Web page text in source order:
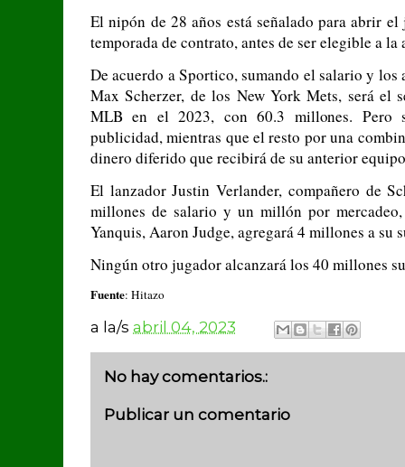
El nipón de 28 años está señalado para abrir
temporada de contrato, antes de ser elegible a
De acuerdo a Sportico, sumando el salario y
Max Scherzer, de los New York Mets, será el
MLB en el 2023, con 60.3 millones. Pero
publicidad, mientras que el resto por una
dinero diferido que recibirá de su anterior
El lanzador Justin Verlander, compañero de
millones de salario y un millón por
Yanquis, Aaron Judge, agregará 4 millones a su
Ningún otro jugador alcanzará los 40 millones
Fuente: Hitazo
a la/s abril 04, 2023
No hay comentarios.:
Publicar un comentario